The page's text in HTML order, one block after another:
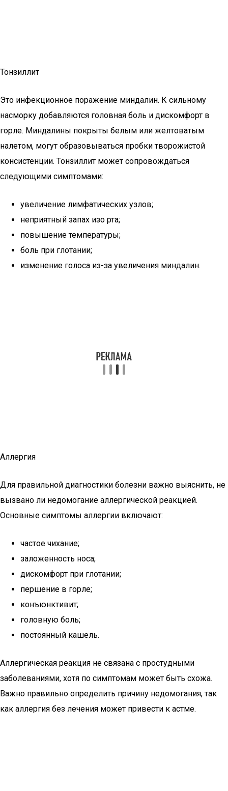
Тонзиллит
Это инфекционное поражение миндалин. К сильному
насморку добавляются головная боль и дискомфорт в
горле. Миндалины покрыты белым или желтоватым
налетом, могут образовываться пробки творожистой
консистенции. Тонзиллит может сопровождаться
следующими симптомами:
увеличение лимфатических узлов;
неприятный запах изо рта;
повышение температуры;
боль при глотании;
изменение голоса из-за увеличения миндалин.
Аллергия
Для правильной диагностики болезни важно выяснить, не
вызвано ли недомогание аллергической реакцией.
Основные симптомы аллергии включают:
частое чихание;
заложенность носа;
дискомфорт при глотании;
першение в горле;
конъюнктивит;
головную боль;
постоянный кашель.
Аллергическая реакция не связана с простудными
заболеваниями, хотя по симптомам может быть схожа.
Важно правильно определить причину недомогания, так
как аллергия без лечения может привести к астме.